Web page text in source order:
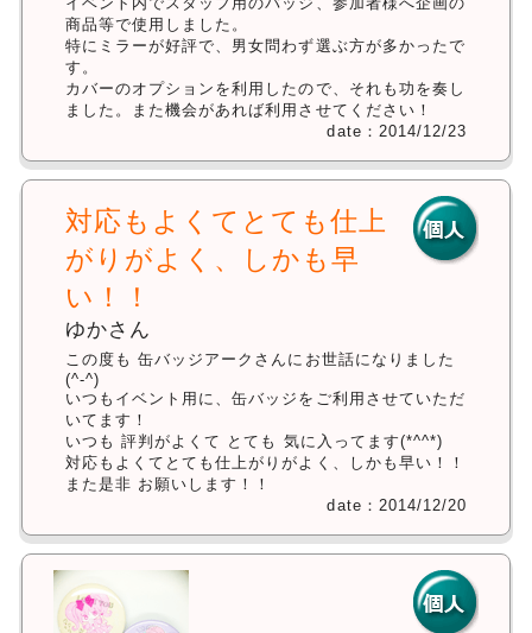
商品等で使用しました。
特にミラーが好評で、男女問わず選ぶ方が多かったで
す。
カバーのオプションを利用したので、それも功を奏し
ました。また機会があれば利用させてください！
date：2014/12/23
対応もよくてとても仕上
がりがよく、しかも早
い！！
ゆかさん
この度も 缶バッジアークさんにお世話になりました
(^-^)
いつもイベント用に、缶バッジをご利用させていただ
いてます！
いつも 評判がよくて とても 気に入ってます(*^^*)
対応もよくてとても仕上がりがよく、しかも早い！！
また是非 お願いします！！
date：2014/12/20